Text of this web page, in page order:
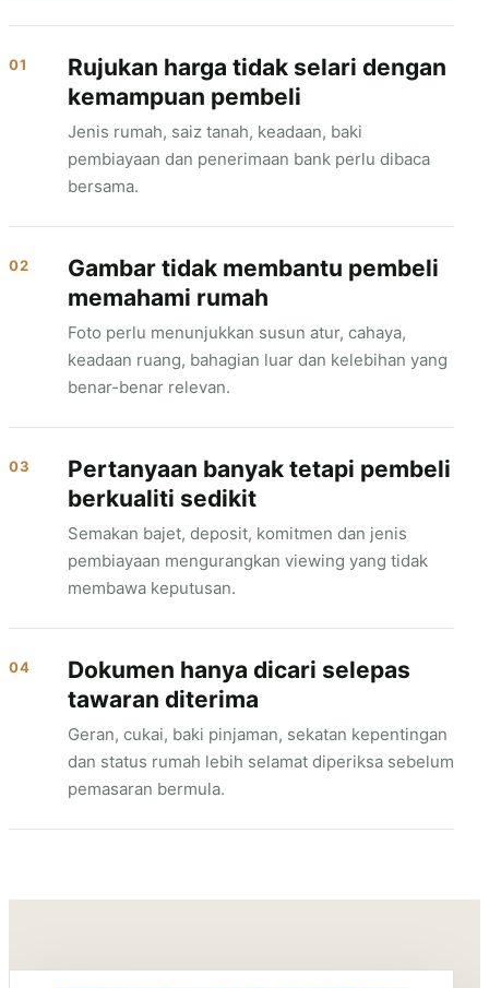
01
Rujukan harga tidak selari dengan
kemampuan pembeli
Jenis rumah, saiz tanah, keadaan, baki
pembiayaan dan penerimaan bank perlu dibaca
bersama.
02
Gambar tidak membantu pembeli
memahami rumah
Foto perlu menunjukkan susun atur, cahaya,
keadaan ruang, bahagian luar dan kelebihan yang
benar-benar relevan.
03
Pertanyaan banyak tetapi pembeli
berkualiti sedikit
Semakan bajet, deposit, komitmen dan jenis
pembiayaan mengurangkan viewing yang tidak
membawa keputusan.
04
Dokumen hanya dicari selepas
tawaran diterima
Geran, cukai, baki pinjaman, sekatan kepentingan
dan status rumah lebih selamat diperiksa sebelum
pemasaran bermula.